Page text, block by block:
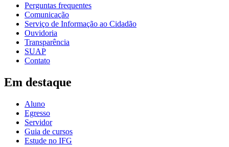
Perguntas frequentes
Comunicação
Serviço de Informação ao Cidadão
Ouvidoria
Transparência
SUAP
Contato
Em destaque
Aluno
Egresso
Servidor
Guia de cursos
Estude no IFG